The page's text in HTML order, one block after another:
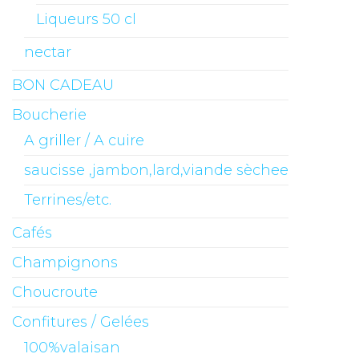
Liqueurs 50 cl
nectar
BON CADEAU
Boucherie
A griller / A cuire
saucisse ,jambon,lard,viande sèchee
Terrines/etc.
Cafés
Champignons
Choucroute
Confitures / Gelées
100%valaisan